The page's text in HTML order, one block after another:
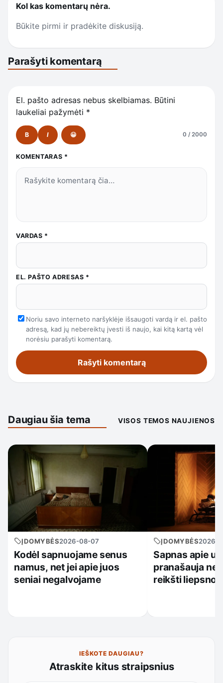
Kol kas komentarų nėra.
Būkite pirmi ir pradėkite diskusiją.
Parašyti komentarą
El. pašto adresas nebus skelbiamas. Būtini
laukeliai pažymėti *
B I 😀 0 / 2000
KOMENTARAS *
VARDAS *
EL. PAŠTO ADRESAS *
Noriu savo interneto naršyklėje išsaugoti vardą ir el. pašto
adresą, kad jų nebereiktų įvesti iš naujo, kai kitą kartą vėl
norėsiu parašyti komentarą.
Daugiau šia tema VISOS TEMOS NAUJIENOS
ĮDOMYBĖS2026-08-07
Kodėl sapnuojame senus
namus, net jei apie juos
seniai negalvojame
ĮDOMYBĖS2026-
Sapnas apie
pranašauja
reikšti
IEŠKOTE DAUGIAU?
Atraskite kitus straipsnius